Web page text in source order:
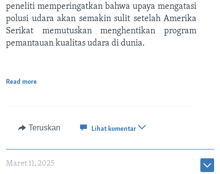
peneliti memperingatkan bahwa upaya mengatasi
polusi udara akan semakin sulit setelah Amerika
Serikat memutuskan menghentikan program
pemantauan kualitas udara di dunia.
Read more
Teruskan Lihat komentar
Maret 11, 2025